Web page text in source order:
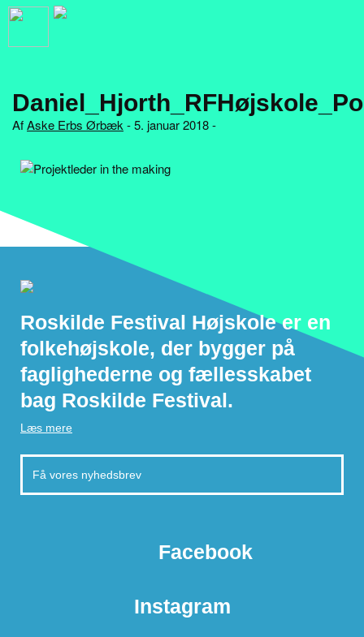
AfAske Erbs Ørbæk - 5. januar 2018 -
Roskilde Festival Højskole er en
folkehøjskole, der bygger på
faglighederne og fællesskabet
bag Roskilde Festival.
Læs mere
Facebook
Instagram